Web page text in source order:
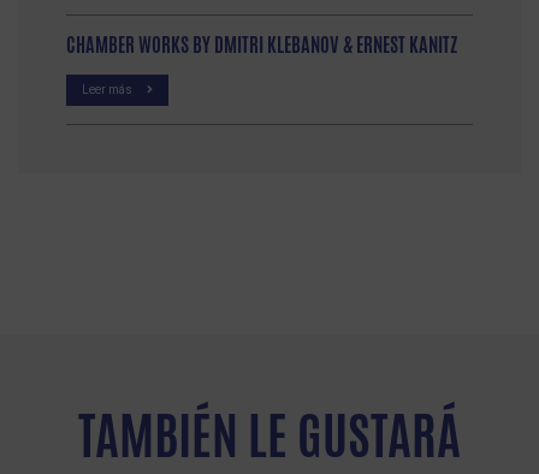
CHAMBER WORKS BY DMITRI KLEBANOV & ERNEST KANITZ
Leer más
TAMBIÉN LE GUSTARÁ